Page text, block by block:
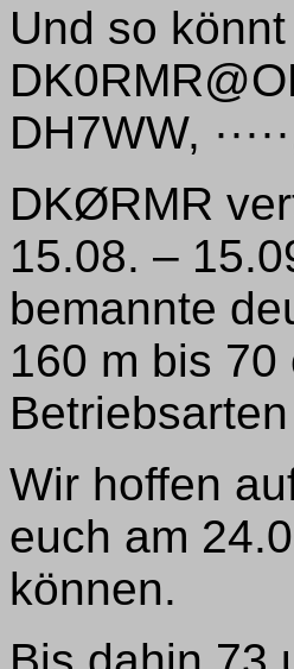
Und so
DH7WW,
DKØRMR
15.08. –
bemannte
160 m bis
Wir hoffen
euch am
können.